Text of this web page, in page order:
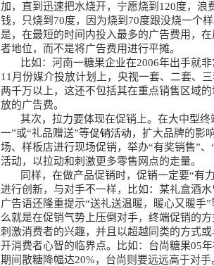
加，直到迅速把水烧开，宁愿烧到 120度，浪
钱，只烧到 70度，因为烧到 70度跟没烧一个
是，在最短的时间内投入最多的广告费用，
者地位，而不是将广告费用进行平摊。
比如：河南一糖果企业在2006年出手就
11 月份媒介投放计划上，央视一套、二套、
两千万以上，这还不包括其在重点销售区域
放的广告费。
其次，拉力要体现在促销上。在大中型终
一”或“礼品赠送”等促销活动，扩大品牌的影
场、样板店进行现场促销，举办“有奖销售”、
活动，以拉动和刺激更多零售网点的走量。
同样，在做产品促销时，促销一定要“有
进行创新，与对手不一样，比如：某礼盒酒
广告语还隆重提示“送礼送温暖，暖心又暖手”
么就是在促销气势上压倒对手，终端促销的
刺激消费者的兴趣，并且以超越同类的方式
开消费者心智的临界点。比如：台尚糖果05
期间散糖降幅达20%，台尚则要远远高于对手